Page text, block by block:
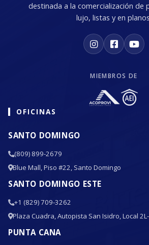
destinada a la comercialización de
lujo, listas y en
MIEMBROS DE
OFICINAS
SANTO DOMINGO
(809) 899-2679
Blue Mall, Piso #22, Santo Domingo
SANTO DOMINGO ESTE
+1 (829) 709-3262
Plaza Cuadra, Autopista San Isidro, Local
PUNTA CANA